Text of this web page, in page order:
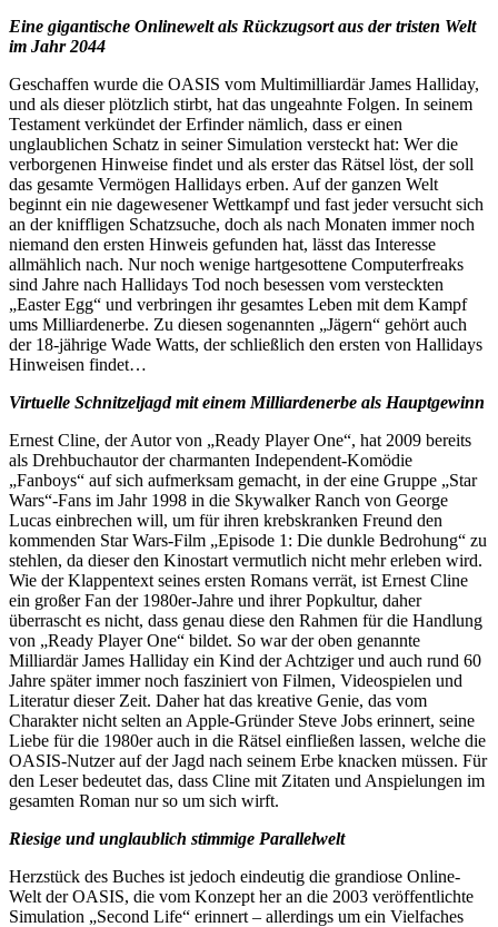
Eine gigantische Onlinewelt als Rückzugsort aus der tristen Welt
im Jahr 2044
Geschaffen wurde die OASIS vom Multimilliardär James Halliday,
und als dieser plötzlich stirbt, hat das ungeahnte Folgen. In seinem
Testament verkündet der Erfinder nämlich, dass er einen
unglaublichen Schatz in seiner Simulation versteckt hat: Wer die
verborgenen Hinweise findet und als erster das Rätsel löst, der soll
das gesamte Vermögen Hallidays erben. Auf der ganzen Welt
beginnt ein nie dagewesener Wettkampf und fast jeder versucht sich
an der kniffligen Schatzsuche, doch als nach Monaten immer noch
niemand den ersten Hinweis gefunden hat, lässt das Interesse
allmählich nach. Nur noch wenige hartgesottene Computerfreaks
sind Jahre nach Hallidays Tod noch besessen vom versteckten
„Easter Egg“ und verbringen ihr gesamtes Leben mit dem Kampf
ums Milliardenerbe. Zu diesen sogenannten „Jägern“ gehört auch
der 18-jährige Wade Watts, der schließlich den ersten von Hallidays
Hinweisen findet…
Virtuelle Schnitzeljagd mit einem Milliardenerbe als Hauptgewinn
Ernest Cline, der Autor von „Ready Player One“, hat 2009 bereits
als Drehbuchautor der charmanten Independent-Komödie
„Fanboys“ auf sich aufmerksam gemacht, in der eine Gruppe „Star
Wars“-Fans im Jahr 1998 in die Skywalker Ranch von George
Lucas einbrechen will, um für ihren krebskranken Freund den
kommenden Star Wars-Film „Episode 1: Die dunkle Bedrohung“ zu
stehlen, da dieser den Kinostart vermutlich nicht mehr erleben wird.
Wie der Klappentext seines ersten Romans verrät, ist Ernest Cline
ein großer Fan der 1980er-Jahre und ihrer Popkultur, daher
überrascht es nicht, dass genau diese den Rahmen für die Handlung
von „Ready Player One“ bildet. So war der oben genannte
Milliardär James Halliday ein Kind der Achtziger und auch rund 60
Jahre später immer noch fasziniert von Filmen, Videospielen und
Literatur dieser Zeit. Daher hat das kreative Genie, das vom
Charakter nicht selten an Apple-Gründer Steve Jobs erinnert, seine
Liebe für die 1980er auch in die Rätsel einfließen lassen, welche die
OASIS-Nutzer auf der Jagd nach seinem Erbe knacken müssen. Für
den Leser bedeutet das, dass Cline mit Zitaten und Anspielungen im
gesamten Roman nur so um sich wirft.
Riesige und unglaublich stimmige Parallelwelt
Herzstück des Buches ist jedoch eindeutig die grandiose Online-
Welt der OASIS, die vom Konzept her an die 2003 veröffentlichte
Simulation „Second Life“ erinnert – allerdings um ein Vielfaches